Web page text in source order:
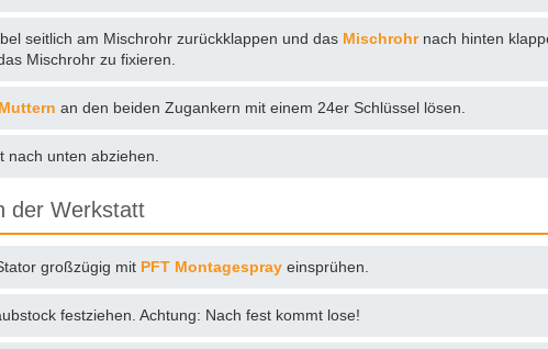
seitlich am Mischrohr zurückklappen und das Mischrohr nach hinten
Mischrohr zu fixieren.
Muttern an den beiden Zugankern mit einem 24er Schlüssel lösen.
nach unten abziehen.
der Werkstatt
großzügig mit PFT Montagespray einsprühen.
festziehen. Achtung: Nach fest kommt lose!